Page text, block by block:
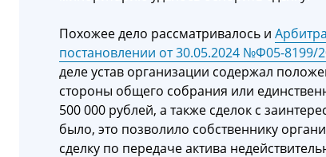
Похожее дело рассматривалось и
постановлении от 30.05.2024 №Ф05-8199/
деле устав организации содержал
стороны общего собрания или
500 000 рублей, а также сделок с
было, это позволило собственнику
сделку по передаче актива